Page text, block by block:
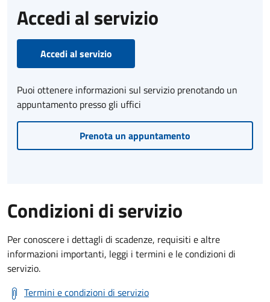
Accedi al servizio
Accedi al servizio
Puoi ottenere informazioni sul servizio prenotando un
appuntamento presso gli uffici
Prenota un appuntamento
Condizioni di servizio
Per conoscere i dettagli di scadenze, requisiti e altre
informazioni importanti, leggi i termini e le condizioni di
servizio.
Termini e condizioni di servizio